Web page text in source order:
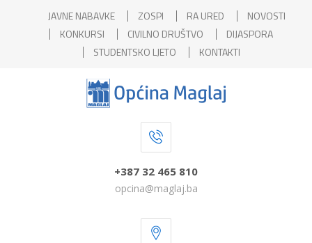
JAVNE NABAVKE ZOSPI RA URED
NOVOSTI
KONKURSI
CIVILNO DRUŠTVO
DIJASPORA
STUDENTSKO LJETO
KONTAKTI
+387 32 465 810
opcina@maglaj.ba